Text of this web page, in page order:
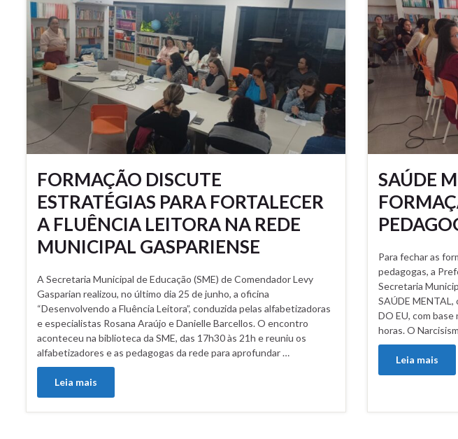
FORMAÇÃO DISCUTE
ESTRATÉGIAS PARA FORTALECER
A FLUÊNCIA LEITORA NA REDE
MUNICIPAL GASPARIENSE
A Secretaria Municipal de Educação (SME) de Comendador Levy
Gasparian realizou, no último dia 25 de junho, a oficina
“Desenvolvendo a Fluência Leitora”, conduzida pelas alfabetizadoras
e especialistas Rosana Araújo e Danielle Barcellos. O encontro
aconteceu na biblioteca da SME, das 17h30 às 21h e reuniu os
alfabetizadores e as pedagogas da rede para aprofundar …
Leia mais
SAÚDE
Para fechar as
pedagogas, a
Secretaria
SAÚDE
DO EU, com
horas. O
Leia mais